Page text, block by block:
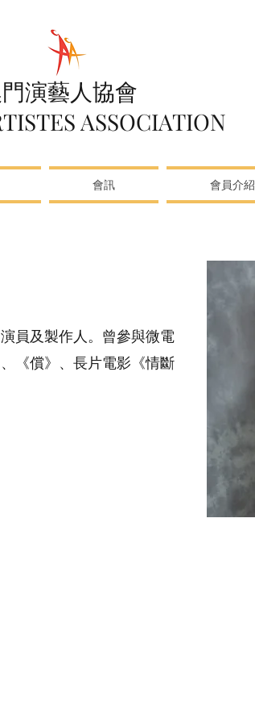
演藝人協會
ASSOCIATION
會訊 會員介紹
員及製作人。曾參與微電
《償》、長片電影《情斷